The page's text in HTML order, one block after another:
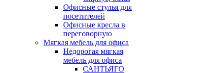
Офисные стулья для
посетителей
Офисные кресла в
переговорную
Мягкая мебель для офиса
Недорогая мягкая
мебель для офиса
САНТЬЯГО